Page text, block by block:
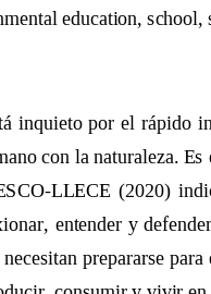
education,
inquieto por el rápido
ano con la naturaleza. Es
LLECE (2020)
entender y
necesitan prepararse para